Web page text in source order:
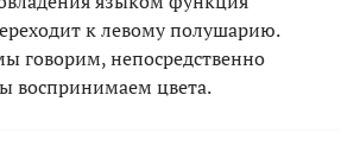
к левому полушарию.
говорим, непосредственно
воспринимаем цвета.